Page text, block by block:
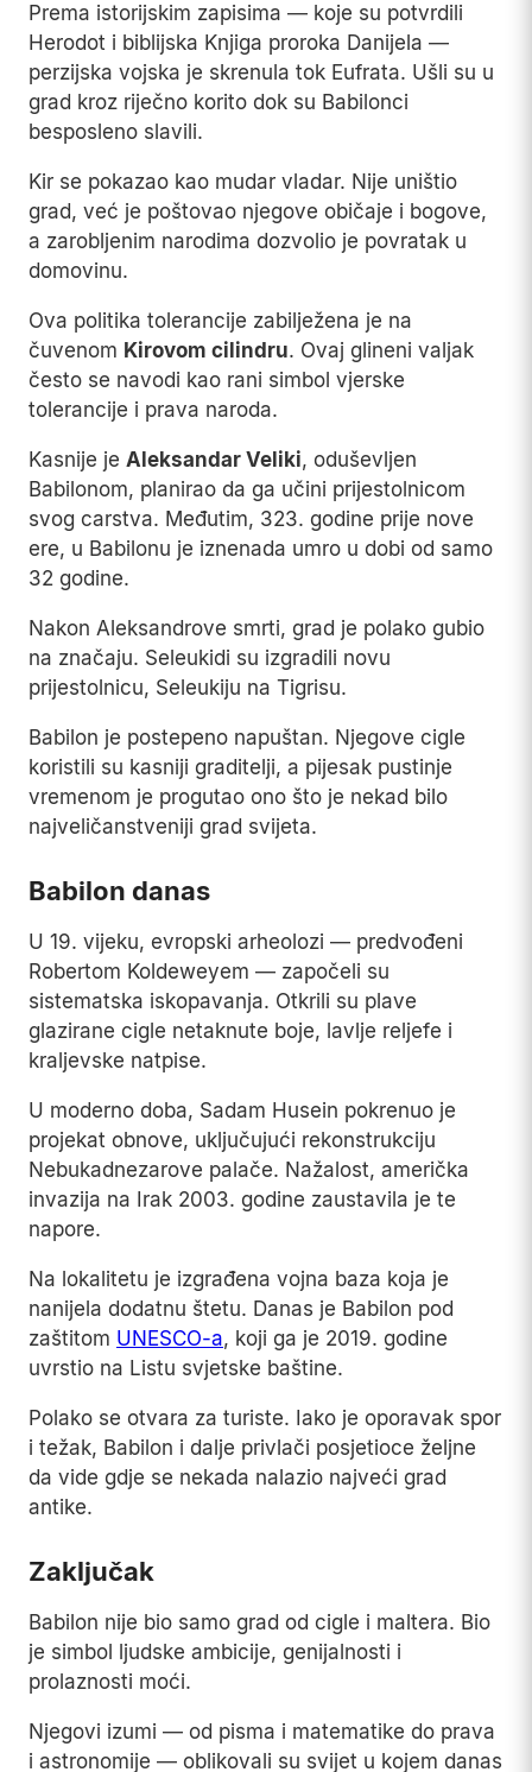
Prema istorijskim zapisima — koje su potvrdili
Herodot i biblijska Knjiga proroka Danijela —
perzijska vojska je skrenula tok Eufrata. Ušli su u
grad kroz riječno korito dok su Babilonci
besposleno slavili.
Kir se pokazao kao mudar vladar. Nije uništio
grad, već je poštovao njegove običaje i bogove,
a zarobljenim narodima dozvolio je povratak u
domovinu.
Ova politika tolerancije zabilježena je na
čuvenom Kirovom cilindru. Ovaj glineni valjak
često se navodi kao rani simbol vjerske
tolerancije i prava naroda.
Kasnije je Aleksandar Veliki, oduševljen
Babilonom, planirao da ga učini prijestolnicom
svog carstva. Međutim, 323. godine prije nove
ere, u Babilonu je iznenada umro u dobi od samo
32 godine.
Nakon Aleksandrove smrti, grad je polako gubio
na značaju. Seleukidi su izgradili novu
prijestolnicu, Seleukiju na Tigrisu.
Babilon je postepeno napuštan. Njegove cigle
koristili su kasniji graditelji, a pijesak pustinje
vremenom je progutao ono što je nekad bilo
najveličanstveniji grad svijeta.
Babilon danas
U 19. vijeku, evropski arheolozi — predvođeni
Robertom Koldeweyem — započeli su
sistematska iskopavanja. Otkrili su plave
glazirane cigle netaknute boje, lavlje reljefe i
kraljevske natpise.
U moderno doba, Sadam Husein pokrenuo je
projekat obnove, uključujući rekonstrukciju
Nebukadnezarove palače. Nažalost, američka
invazija na Irak 2003. godine zaustavila je te
napore.
Na lokalitetu je izgrađena vojna baza koja je
nanijela dodatnu štetu. Danas je Babilon pod
zaštitom UNESCO-a, koji ga je 2019. godine
uvrstio na Listu svjetske baštine.
Polako se otvara za turiste. Iako je oporavak spor
i težak, Babilon i dalje privlači posjetioce željne
da vide gdje se nekada nalazio najveći grad
antike.
Zaključak
Babilon nije bio samo grad od cigle i maltera. Bio
je simbol ljudske ambicije, genijalnosti i
prolaznosti moći.
Njegovi izumi — od pisma i matematike do prava
i astronomije — oblikovali su svijet u kojem danas